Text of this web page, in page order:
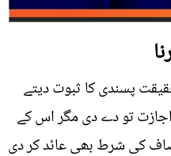
پسندی کا ثبوت دیتے
تو دے دی مگر اس کے
کی شرط بھی عائد کر دی